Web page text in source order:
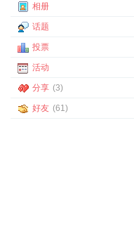
相册
话题
投票
活动
分享 (3)
好友 (61)